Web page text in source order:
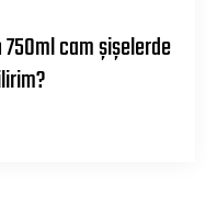
cam şişelerde